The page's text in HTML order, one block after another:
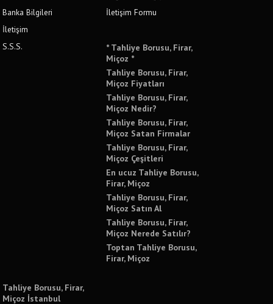
Banka Bilgileri
İletişim
S.S.S.
İletişim Formu
* Tahliye Borusu, Firar,
Miçoz *
Tahliye Borusu, Firar,
Miçoz Fiyatları
Tahliye Borusu, Firar,
Miçoz Nedir?
Tahliye Borusu, Firar,
Miçoz Satan Firmalar
Tahliye Borusu, Firar,
Miçoz Çeşitleri
En ucuz Tahliye Borusu,
Firar, Miçoz
Tahliye Borusu, Firar,
Miçoz Satın Al
Tahliye Borusu, Firar,
Miçoz Nerede Satılır?
Toptan Tahliye Borusu,
Firar, Miçoz
Tahliye Borusu, Firar,
Miçoz İstanbul